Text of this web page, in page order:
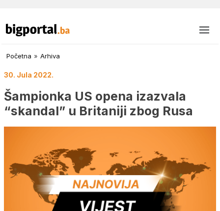
Početna » Arhiva
30. Jula 2022.
Šampionka US opena izazvala
“skandal” u Britaniji zbog Rusa